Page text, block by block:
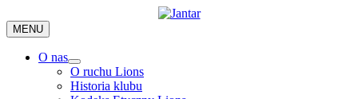
to
content
MENU
O nas
O ruchu Lions
Historia klubu